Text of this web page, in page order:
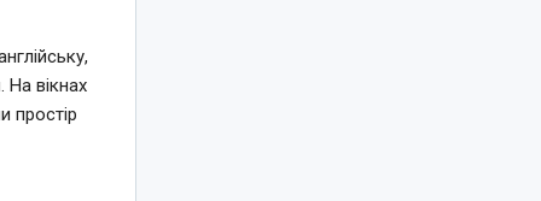
На вікнах
простір